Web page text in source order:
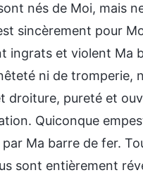
nés de Moi, mais
sincèrement pour
ingrats et violent Ma
ni de tromperie,
droiture, pureté et
Quiconque
Ma barre de fer.
sont entièrement